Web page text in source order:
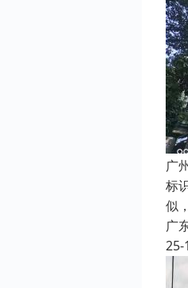
广
标
似
广
25-